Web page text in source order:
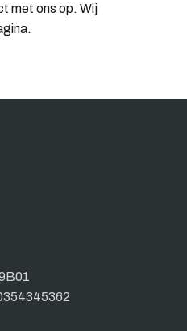
met ons op. Wij